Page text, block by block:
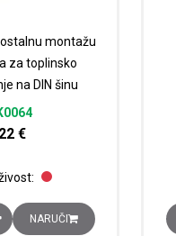
preopterećenje količina
montažu
za toplinsko
na DIN šinu
€
samostalnu montažu TeSys
NARUČI